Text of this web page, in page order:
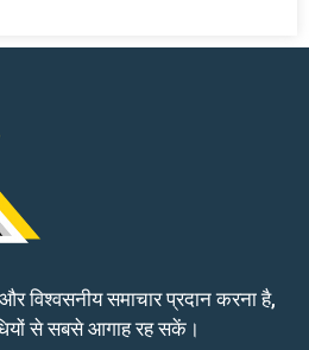
विश्वसनीय समाचार प्रदान करना है,
से सबसे आगाह रह सकें।